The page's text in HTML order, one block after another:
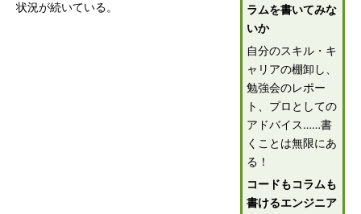
ラムを書いてみな
いか
自分のスキル・キ
ャリアの棚卸し、
勉強会のレポー
ト、プロとしての
アドバイス……書
くことは無限にあ
る！
コードもコラムも
書けるエンジニア
状況が続いている。